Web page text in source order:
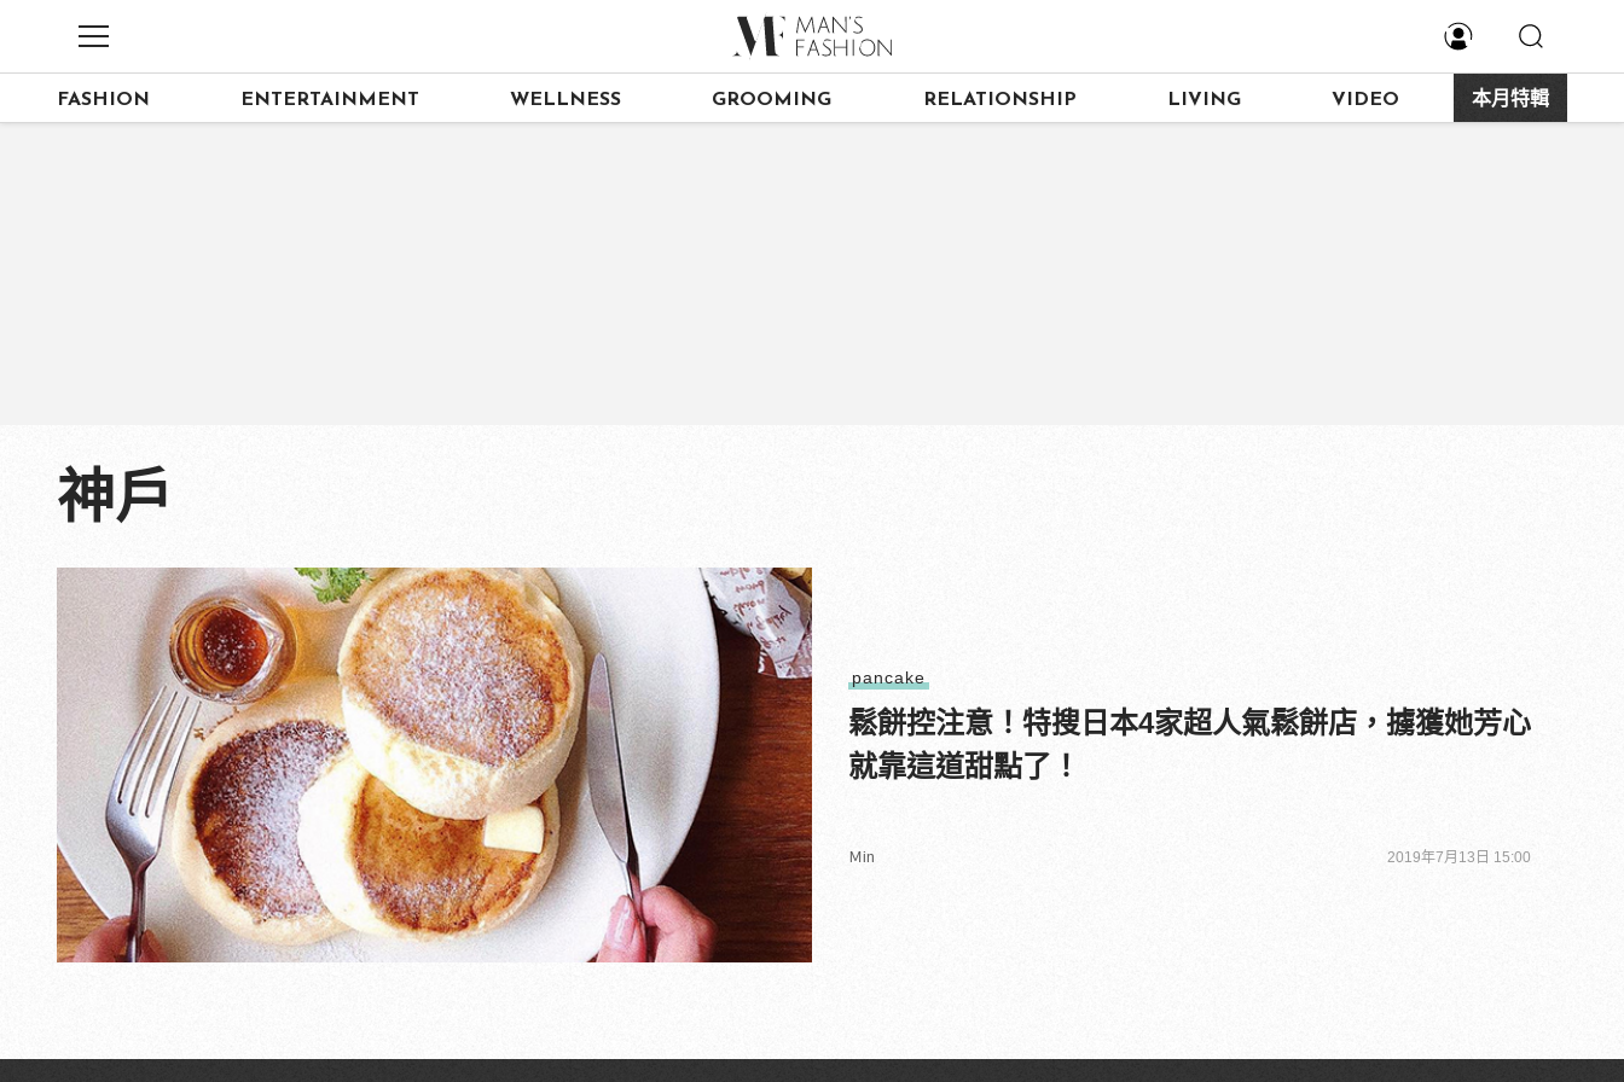
FASHION ENTERTAINMENT WELLNESS GROOMING RELATIONSHIP LIVING VIDEO 本月特輯
神戶
pancake
鬆餅控注意！特搜日本4家超人氣鬆餅店，擄獲她芳心
就靠這道甜點了！
Ｍin 2019年7月13日 15:00